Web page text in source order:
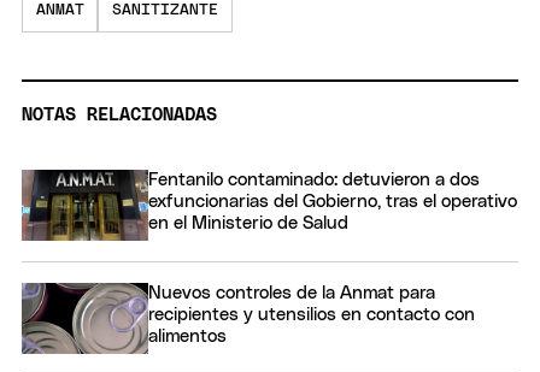
ANMAT SANITIZANTE
NOTAS RELACIONADAS
Fentanilo contaminado: detuvieron a dos
exfuncionarias del Gobierno, tras el operativo
en el Ministerio de Salud
Nuevos controles de la Anmat para
recipientes y utensilios en contacto con
alimentos